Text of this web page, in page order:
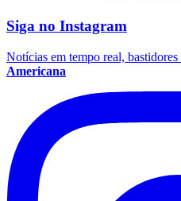
Mirassol
Siga no Instagram
Notícias em tempo real,
Americana